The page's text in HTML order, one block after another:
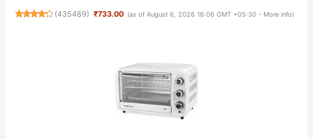
(435489) ₹733.00 (as of August 6, 2026 16:06 GMT +05:30 - More info)